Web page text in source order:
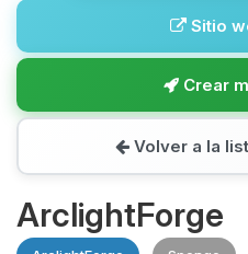
Sitio
Crear
Volver a la
ArclightForge